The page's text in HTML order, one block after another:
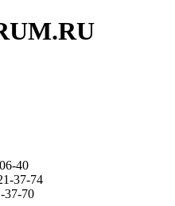
40
37-74
37-70